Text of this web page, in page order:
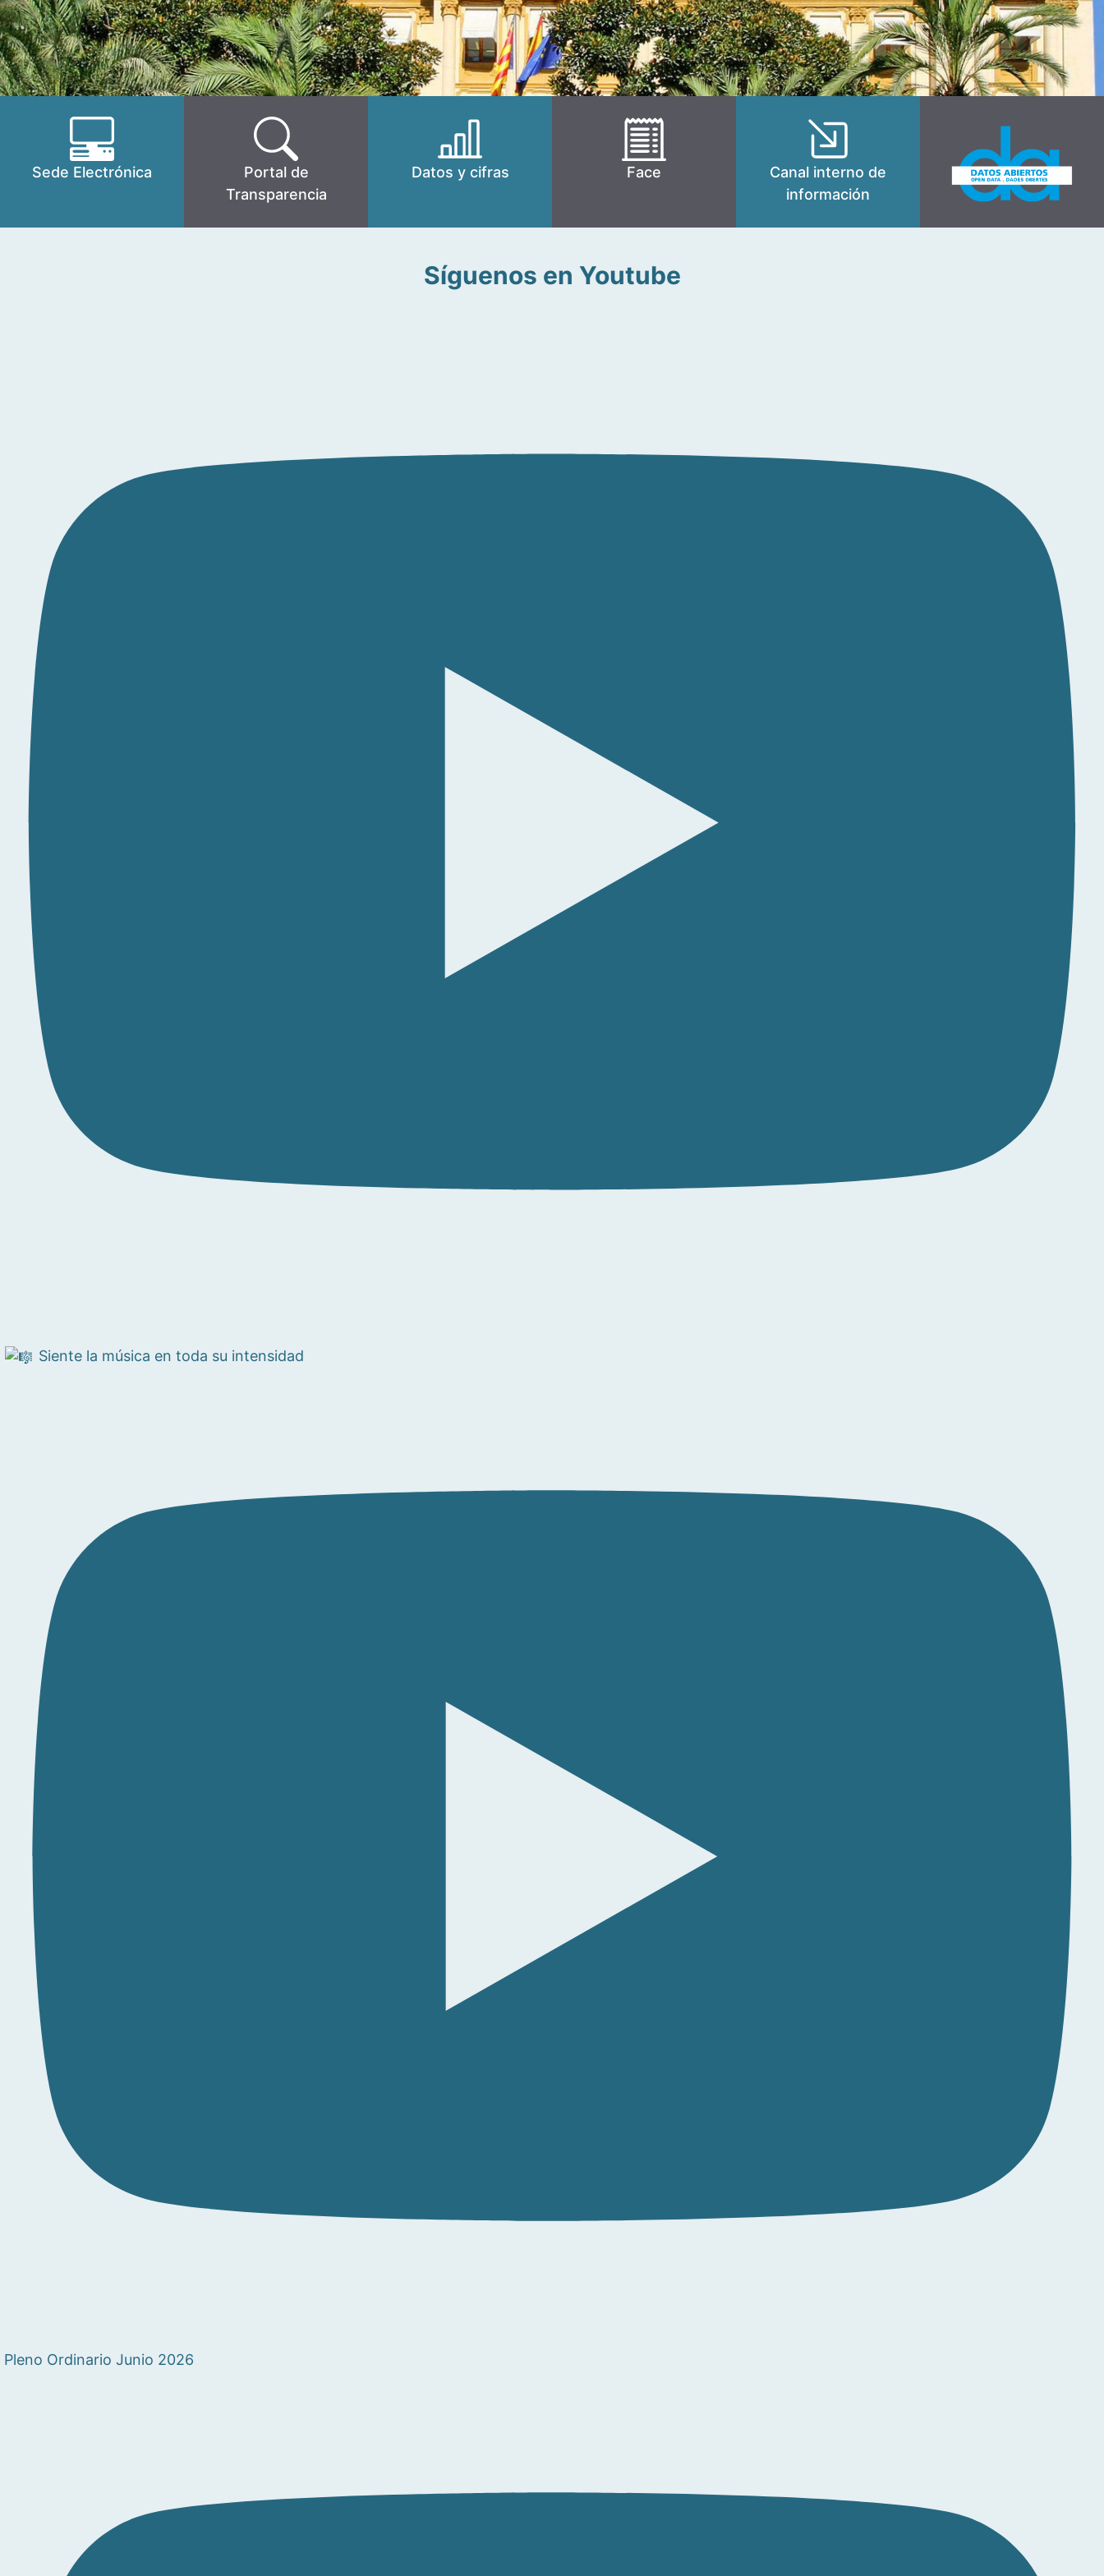
Sede Electrónica
Portal de
Transparencia
Datos y cifras Face
Canal interno de
información
Síguenos en Youtube
Siente la música en toda su intensidad
Pleno Ordinario Junio 2026